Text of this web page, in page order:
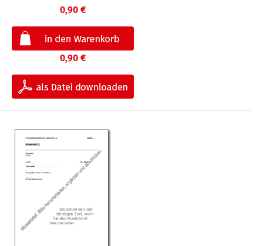
0,90 €
0,90 €